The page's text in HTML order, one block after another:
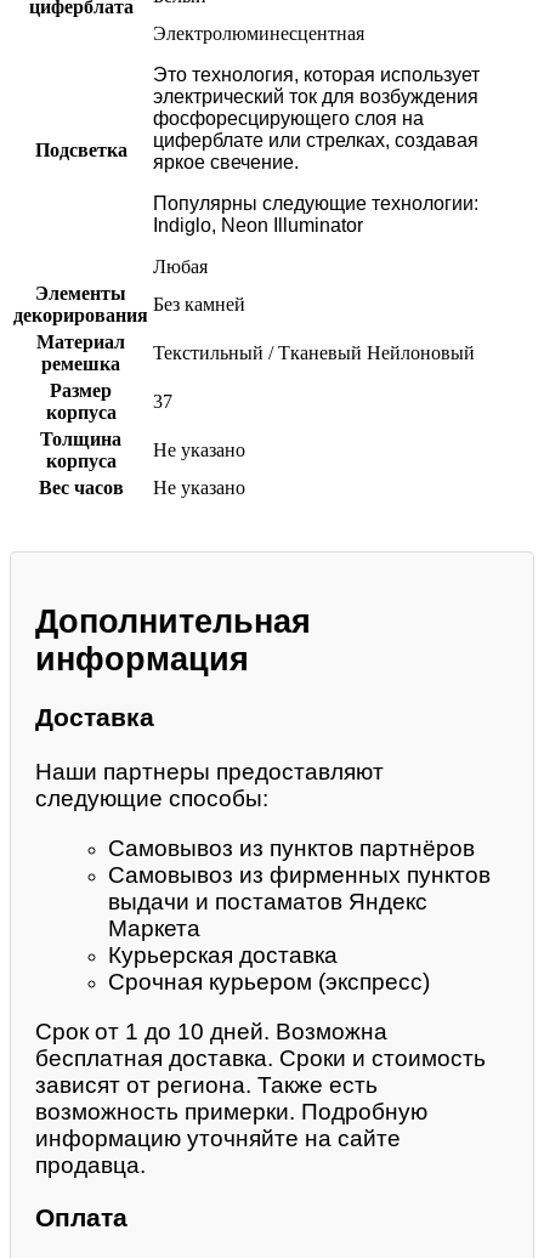
циферблата
Подсветка
Электролюминесцентная
Это технология, которая использует
электрический ток для возбуждения
фосфоресцирующего слоя на
циферблате или стрелках, создавая
яркое свечение.
Популярны следующие технологии:
Indiglo, Neon Illuminator
Любая
Элементы
декорирования
Без камней
Материал
ремешка
Текстильный / Тканевый Нейлоновый
Размер
корпуса
37
Толщина
корпуса
Не указано
Вес часов
Не указано
Дополнительная
информация
Доставка
Наши партнеры предоставляют
следующие способы:
Самовывоз из пунктов партнёров
Самовывоз из фирменных пунктов
выдачи и постаматов Яндекс
Маркета
Курьерская доставка
Срочная курьером (экспресс)
Срок от 1 до 10 дней. Возможна
бесплатная доставка. Сроки и стоимость
зависят от региона. Также есть
возможность примерки. Подробную
информацию уточняйте на сайте
продавца.
Оплата